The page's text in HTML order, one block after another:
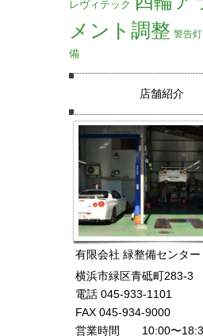
レヴィテック
メント調整 警告灯
備
店舗紹介
有限会社 緑整備センター
横浜市緑区青砥町283-3
電話 045-933-1101
FAX 045-934-9000
営業時間 10:00〜